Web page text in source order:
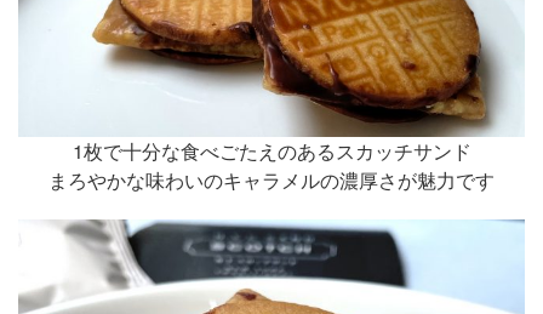
1枚で十分な食べごたえのあるスカッチサンド
まろやかな味わいのキャラメルの濃厚さが魅力です